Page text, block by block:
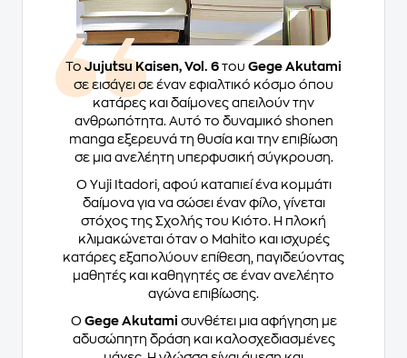
Το Jujutsu Kaisen, Vol. 6 του Gege Akutami
σε εισάγει σε έναν εφιαλτικό κόσμο όπου
κατάρες και δαίμονες απειλούν την
ανθρωπότητα. Αυτό το δυναμικό shonen
manga εξερευνά τη θυσία και την επιβίωση
σε μια ανελέητη υπερφυσική σύγκρουση.
Ο Yuji Itadori, αφού καταπιεί ένα κομμάτι
δαίμονα για να σώσει έναν φίλο, γίνεται
στόχος της Σχολής του Κιότο. Η πλοκή
κλιμακώνεται όταν ο Mahito και ισχυρές
κατάρες εξαπολύουν επίθεση, παγιδεύοντας
μαθητές και καθηγητές σε έναν ανελέητο
αγώνα επιβίωσης.
Ο Gege Akutami συνθέτει μια αφήγηση με
αδυσώπητη δράση και καλοσχεδιασμένες